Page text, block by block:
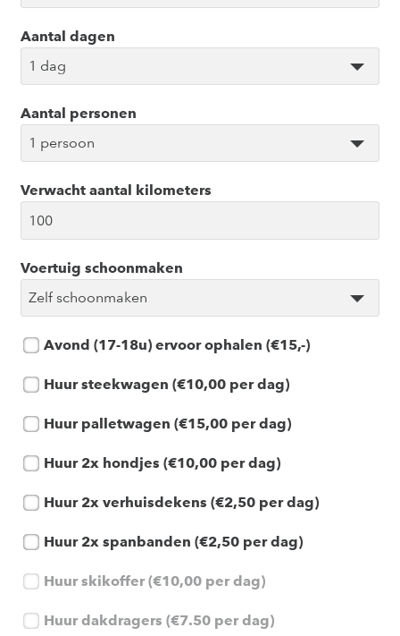
Aantal dagen
Aantal personen
Verwacht aantal kilometers
Voertuig schoonmaken
Avond (17-18u) ervoor ophalen (€15,-)
Huur steekwagen (€10,00 per dag)
Huur palletwagen (€15,00 per dag)
Huur 2x hondjes (€10,00 per dag)
Huur 2x verhuisdekens (€2,50 per dag)
Huur 2x spanbanden (€2,50 per dag)
Huur skikoffer (€10,00 per dag)
Huur dakdragers (€7.50 per dag)